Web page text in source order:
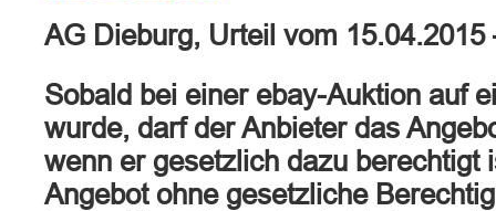
AG Dieburg, Urteil vom
Sobald bei einer ebay-Auktion auf
wurde, darf der Anbieter das
wenn er gesetzlich dazu berechtigt
Angebot ohne gesetzliche